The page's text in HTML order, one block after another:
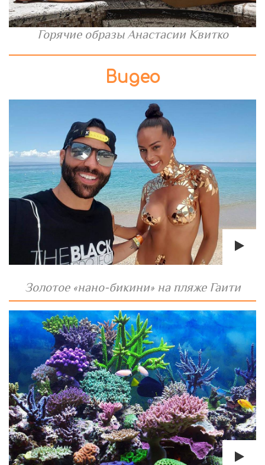
Горячие образы Анастасии Квитко
Видео
Золотое «нано-бикини» на пляже Гаити